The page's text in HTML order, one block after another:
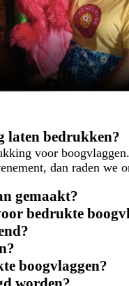
laten bedrukken?
voor
dan raden we
gemaakt?
bedrukte
boogvlaggen?